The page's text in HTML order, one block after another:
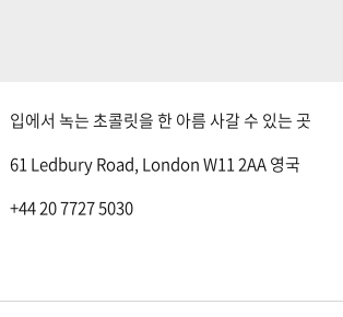
입에서 녹는 초콜릿을 한 아름 사갈 수 있는 곳
61 Ledbury Road, London W11 2AA 영국
+44 20 7727 5030